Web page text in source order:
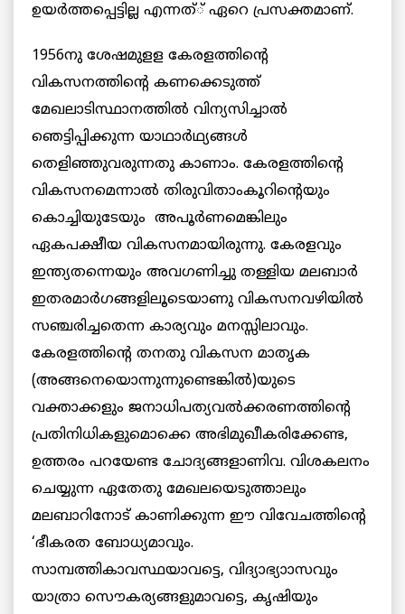
ഉയര്‍ത്തപ്പെട്ടില്ല എന്നത്് ഏറെ പ്രസക്തമാണ്.
1956നു ശേഷമുളള കേരളത്തിന്റെ
വികസനത്തിന്റെ കണക്കെടുത്ത്
മേഖലാടിസ്ഥാനത്തില്‍ വിന്യസിച്ചാല്‍
ഞെട്ടിപ്പിക്കുന്ന യാഥാര്‍ഥ്യങ്ങള്‍
തെളിഞ്ഞുവരുന്നതു കാണാം. കേരളത്തിന്റെ
വികസനമെന്നാല്‍ തിരുവിതാംകൂറിന്റെയും
കൊച്ചിയുടേയും അപൂര്‍ണമെങ്കിലും
ഏകപക്ഷീയ വികസനമായിരുന്നു. കേരളവും
ഇന്ത്യതന്നെയും അവഗണിച്ചു തള്ളിയ മലബാര്‍
ഇതരമാര്‍ഗങ്ങളിലൂടെയാണു വികസനവഴിയില്‍
സഞ്ചരിച്ചതെന്ന കാര്യവും മനസ്സിലാവും.
കേരളത്തിന്റെ തനതു വികസന മാതൃക
(അങ്ങനെയൊന്നുന്നുണ്ടെങ്കില്‍)യുടെ
വക്താക്കളും ജനാധിപത്യവല്‍ക്കരണത്തിന്റെ
പ്രതിനിധികളുമൊക്കെ അഭിമുഖീകരിക്കേണ്ട,
ഉത്തരം പറയേണ്ട ചോദ്യങ്ങളാണിവ. വിശകലനം
ചെയ്യുന്ന ഏതേതു മേഖലയെടുത്താലും
മലബാറിനോട് കാണിക്കുന്ന ഈ വിവേചത്തിന്റെ
‘ഭീകരത ബോധ്യമാവും.
സാമ്പത്തികാവസ്ഥയാവട്ടെ, വിദ്യാഭ്യാാസവും
യാത്രാ സൌകര്യങ്ങളുമാവട്ടെ, കൃഷിയും